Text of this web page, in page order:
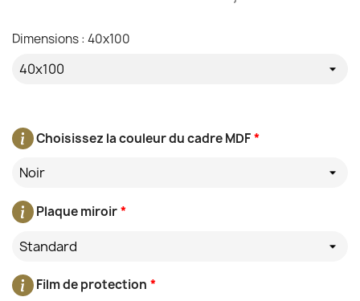
*
Choisissez la couleur du cadre MDF
Noir
*
Plaque miroir
Standard
*
Film de protection
Dimensions : 40x100